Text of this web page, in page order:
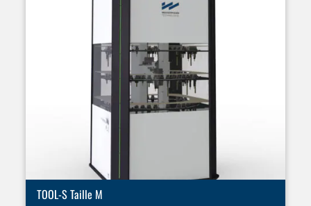
TOOL-S Taille M